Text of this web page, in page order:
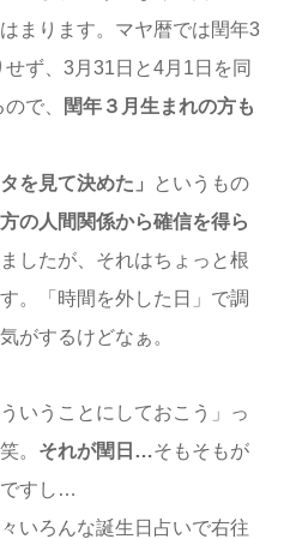
まります。マヤ暦では閏年3
ず、3月31日と4月1日を同
で、
閏年３月生まれの方も
を見て決めた」
というもの
の人間関係から確信を得ら
したが、それはちょっと根
。「時間を外した日」で調
がするけどなぁ。
いうことにしておこう」っ
。 それが閏日…そもそもが
ですし…
いろんな誕生日占いで右往